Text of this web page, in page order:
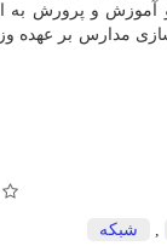
آموزش و پرورش
شبكه